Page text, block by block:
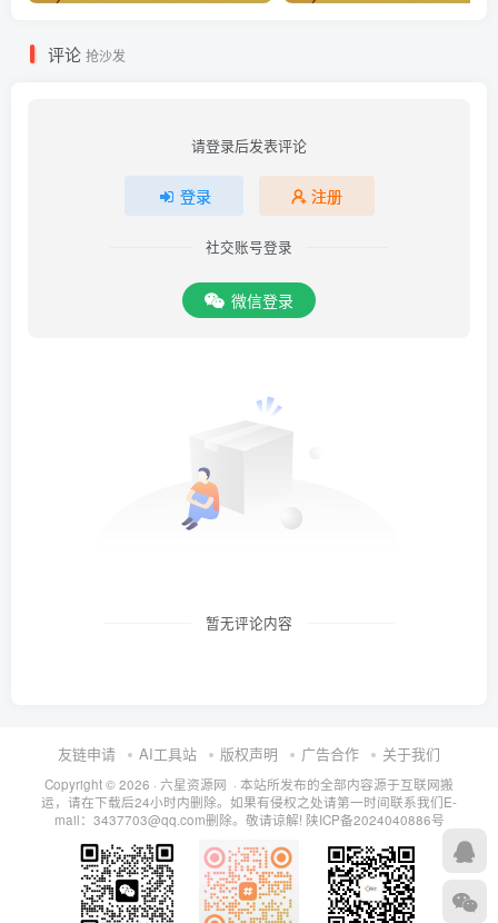
评论 抢沙发
请登录后发表评论
登录 注册
社交账号登录
微信登录
暂无评论内容
友链申请 AI工具站 版权声明 广告合作 关于我们
Copyright © 2026 · 六星资源网 · 本站所发布的全部内容源于互联网搬
运，请在下载后24小时内删除。如果有侵权之处请第一时间联系我们E-
mail：3437703@qq.com删除。敬请谅解! 陕ICP备2024040886号